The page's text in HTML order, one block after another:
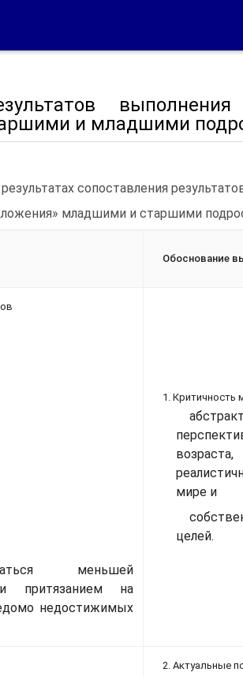
выполнения
и младшими
сопоставления
младшими и старшими
Обоснование
меньшей
и притязанием на
недостижимых
1. Критичность
мире и
целей.
2. Актуальные